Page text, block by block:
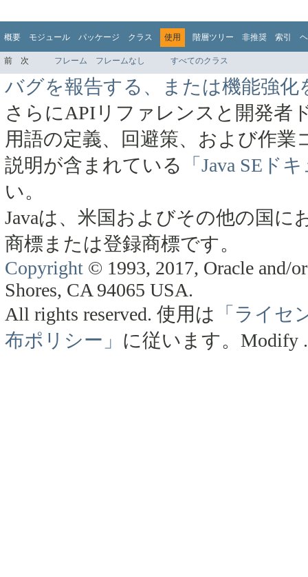
概要 モジュール パッケージ クラス 使用 階層ツリー 非推奨 索引
前 次 フレーム フレームなし すべてのクラス
バグを報告する、または機能強化
さらにAPIリファレンスと開発者
用語の定義、回避策、および作
説明が含まれている
「Java SEド
い。
Javaは、米国およびその他の国に
商標または登録商標です。
Copyright © 1993, 2017, Oracle and/
Shores, CA 94065 USA.
All rights reserved. 使用は 「ライセ
布ポリシー」 に従います。 Modify